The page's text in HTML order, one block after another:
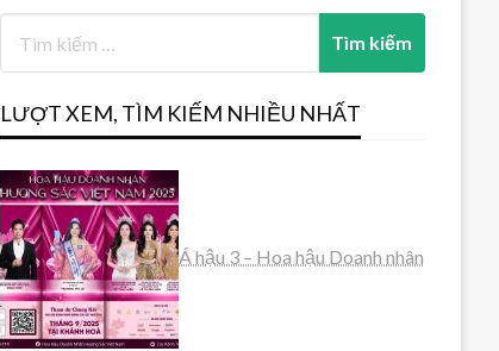
LƯỢT XEM, TÌM KIẾM NHIỀU NHẤT
Á hậu 3 – Hoa hậu Doanh nhân